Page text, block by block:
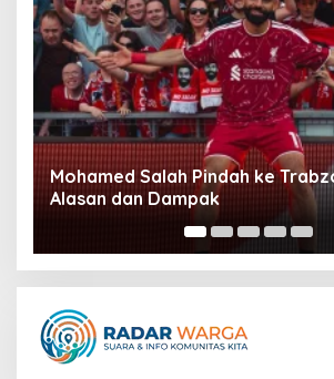
AFC: Berita Terkini dan Analisis
Sepak Bola